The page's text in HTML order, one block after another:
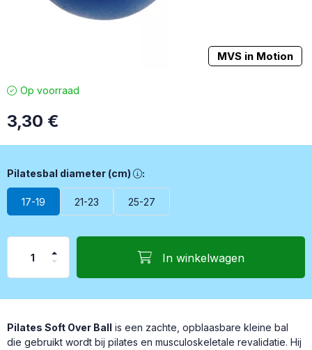
MVS in Motion
Op voorraad
3,30 €
Pilatesbal diameter (cm), Diameter Pilatesbal 17-19 cm 21-
Pilatesbal diameter (cm) :
17-19 21-23 25-27
In winkelwagen
Pilates Soft Over Ball is een zachte, opblaasbare kleine bal
die gebruikt wordt bij pilates en musculoskeletale revalidatie. Hij